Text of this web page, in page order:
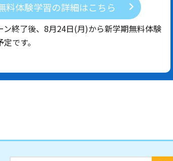
料体験学習の詳細はこちら
終了後、 8月24日(月)から新学期無料体験
です。